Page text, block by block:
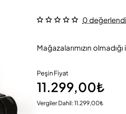
Mağazalarımızın
0
Peşin Fiyat
11.299,00₺
Vergiler Dahil: 11.299,00₺